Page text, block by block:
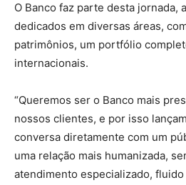
O Banco faz parte desta jornada,
dedicados em diversas áreas,
patrimônios, um portfólio
internacionais.
“Queremos ser o Banco mais
nossos clientes, e por isso
conversa diretamente com um
uma relação mais humanizada,
atendimento especializado,